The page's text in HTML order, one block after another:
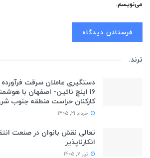
می‌نویسم.
ترند.
دستگیری عاملان سرقت
16 اینچ نائین- اصفهان با
کارکنان حراست منطقه جنوب
خرداد 21, 1405
تعالی نقش بانوان در صنعت
انکارناپذیر
تیر 7, 1405